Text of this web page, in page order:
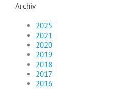
Archiv
2025
2021
2020
2019
2018
2017
2016